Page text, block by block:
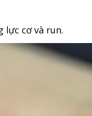
lực cơ và run.